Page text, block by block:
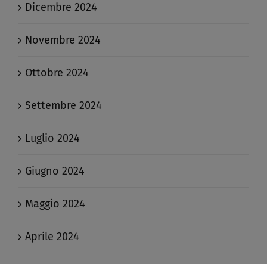
Dicembre 2024
Novembre 2024
Ottobre 2024
Settembre 2024
Luglio 2024
Giugno 2024
Maggio 2024
Aprile 2024